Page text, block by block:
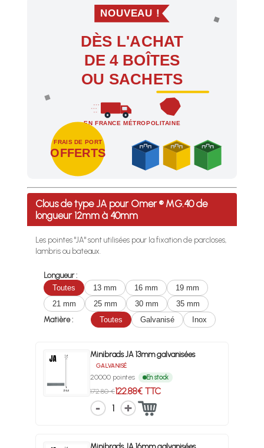
NOUVEAU !
DÈS L'ACHAT
DE 4 BOÎTES
OU SACHETS
EN FRANCE MÉTROPOLITAINE
FRAIS DE PORT
OFFERTS
Profitez des Frais de port offerts en France
Clous de type JA pour Omer ® MG.40 de
longueur 12mm à 40mm
Les pointes "JA" sont utilisées pour la fixation de parcloses,
lambris ou bateaux.
Longueur :
Toutes
13 mm 16 mm
19 mm
21 mm
25 mm 30 mm
35 mm
Matière :
Toutes Galvanisé Inox
Minibrads JA 13mm galvanisées
GALVANISÉ
20000 pointes En stock
172.80 €122.88€ TTC
1